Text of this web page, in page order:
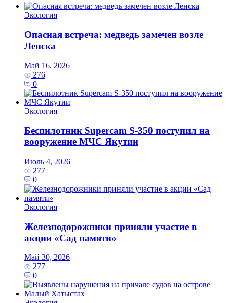
Экология
Опасная встреча: медведь замечен возле
Ленска
Май 16, 2026
276
0
Экология
Беспилотник Supercam S‑350 поступил на
вооружение МЧС Якутии
Июль 4, 2026
277
0
Экология
Железнодорожники приняли участие в
акции «Сад памяти»
Май 30, 2026
277
0